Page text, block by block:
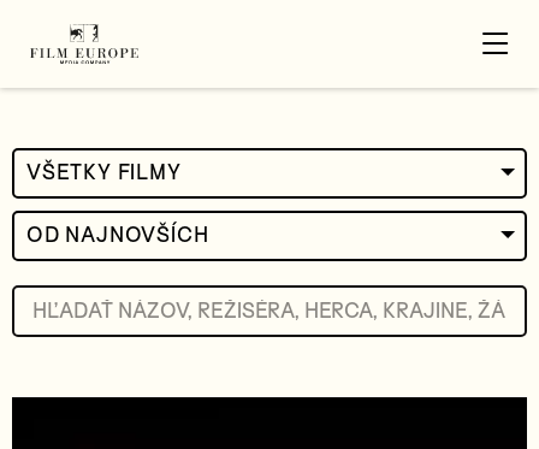
VŠETKY FILMY
OD NAJNOVŠÍCH